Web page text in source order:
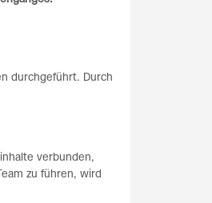
durchgeführt. Durch
verbunden,
zu führen, wird